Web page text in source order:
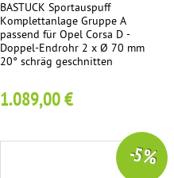
BASTUCK Sportauspuff
Komplettanlage Gruppe A
passend für Opel Corsa D -
Doppel-Endrohr 2 x Ø 70 mm
20° schräg geschnitten
1.089,00 €
-5 %